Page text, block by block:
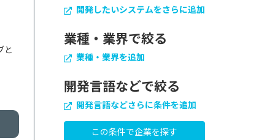
と
開発したいシステムをさらに追加
業種・業界で絞る
業種・業界を追加
開発言語などで絞る
開発言語などさらに条件を追加